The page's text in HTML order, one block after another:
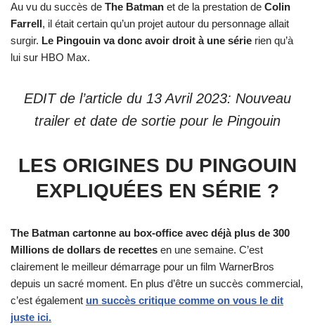
Au vu du succès de The Batman et de la prestation de Colin
Farrell , il était certain qu’un projet autour du personnage allait
surgir. Le Pingouin va donc avoir droit à une série rien qu’à
lui sur HBO Max.
EDIT de l’article du 13 Avril 2023: Nouveau
trailer et date de sortie pour le Pingouin
LES ORIGINES DU PINGOUIN
EXPLIQUÉES EN SÉRIE ?
The Batman cartonne au box-office avec déjà plus de 300
Millions de dollars de recettes en une semaine. C’est
clairement le meilleur démarrage pour un film WarnerBros
depuis un sacré moment. En plus d’être un succès commercial,
c’est également un succès critique comme on vous le dit
juste ici.